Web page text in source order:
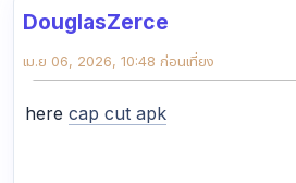
DouglasZerce
เม.ย 06, 2026, 10:48 ก่อนเที่ยง
here cap cut apk